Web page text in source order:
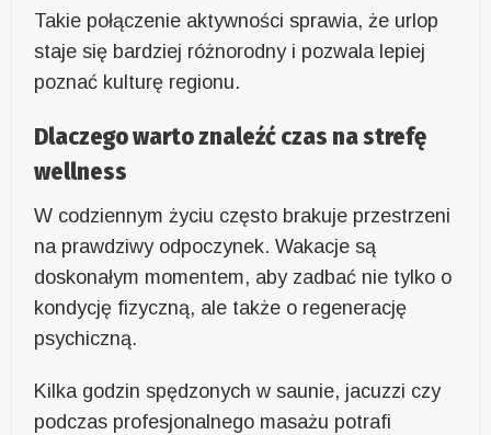
Takie połączenie aktywności sprawia, że urlop
staje się bardziej różnorodny i pozwala lepiej
poznać kulturę regionu.
Dlaczego warto znaleźć czas na strefę
wellness
W codziennym życiu często brakuje przestrzeni
na prawdziwy odpoczynek. Wakacje są
doskonałym momentem, aby zadbać nie tylko o
kondycję fizyczną, ale także o regenerację
psychiczną.
Kilka godzin spędzonych w saunie, jacuzzi czy
podczas profesjonalnego masażu potrafi